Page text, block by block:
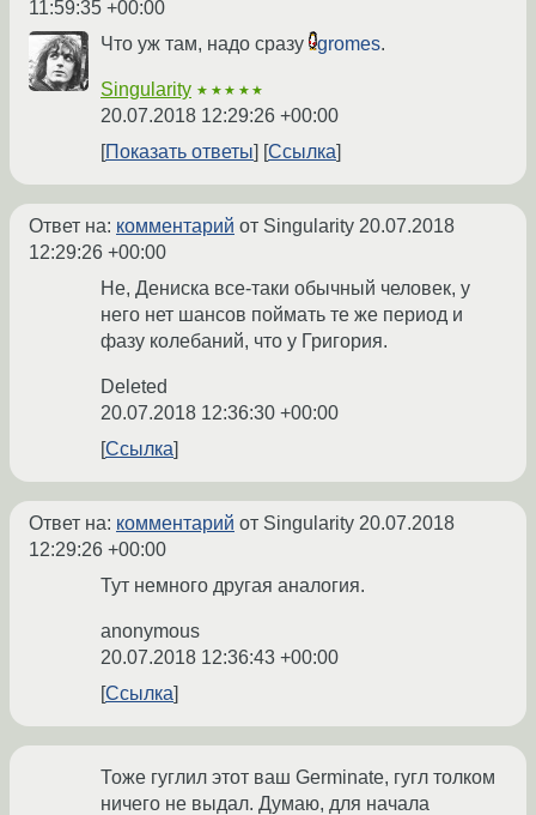
11:59:35 +00:00
Что уж там, надо сразу
gromes.
Singularity ★★★★★
20.07.2018 12:29:26 +00:00
Показать ответы
Ссылка
Ответ на: комментарий от Singularity 20.07.2018
12:29:26 +00:00
Не, Дениска все-таки обычный человек, у
него нет шансов поймать те же период и
фазу колебаний, что у Григория.
Deleted
20.07.2018 12:36:30 +00:00
Ссылка
Ответ на: комментарий от Singularity 20.07.2018
12:29:26 +00:00
Тут немного другая аналогия.
anonymous
20.07.2018 12:36:43 +00:00
Ссылка
Тоже гуглил этот ваш Germinate, гугл толком
ничего не выдал. Думаю, для начала